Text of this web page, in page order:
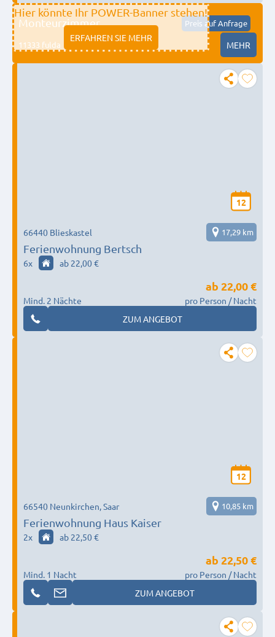
Hier könnte Ihr POWER-Banner stehen!
ERFAHREN SIE MEHR
Monteurzimmer Preis auf Anfrage
11333 fulda MEHR
12
Ferienwohnung Bertsch
66440 Blieskastel 17,29 km
6x ab 22,00 €
Mind. 2 Nächte
ab 22,00 €
pro Person / Nacht
ZUM ANGEBOT
12
Ferienwohnung Haus Kaiser
66540 Neunkirchen, Saar 10,85 km
2x ab 22,50 €
Mind. 1 Nacht
ab 22,50 €
pro Person / Nacht
ZUM ANGEBOT